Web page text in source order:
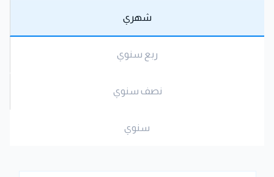
شهري
ربع سنوي
نصف سنوي
سنوي